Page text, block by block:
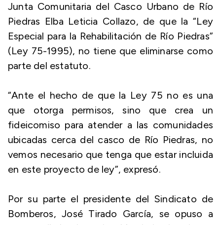
Junta Comunitaria del Casco Urbano de Río
Piedras Elba Leticia Collazo, de que la “Ley
Especial para la Rehabilitación de Río Piedras”
(Ley 75-1995), no tiene que eliminarse como
parte del estatuto.
“Ante el hecho de que la Ley 75 no es una
que otorga permisos, sino que crea un
fideicomiso para atender a las comunidades
ubicadas cerca del casco de Río Piedras, no
vemos necesario que tenga que estar incluida
en este proyecto de ley”, expresó.
Por su parte el presidente del Sindicato de
Bomberos, José Tirado García, se opuso a